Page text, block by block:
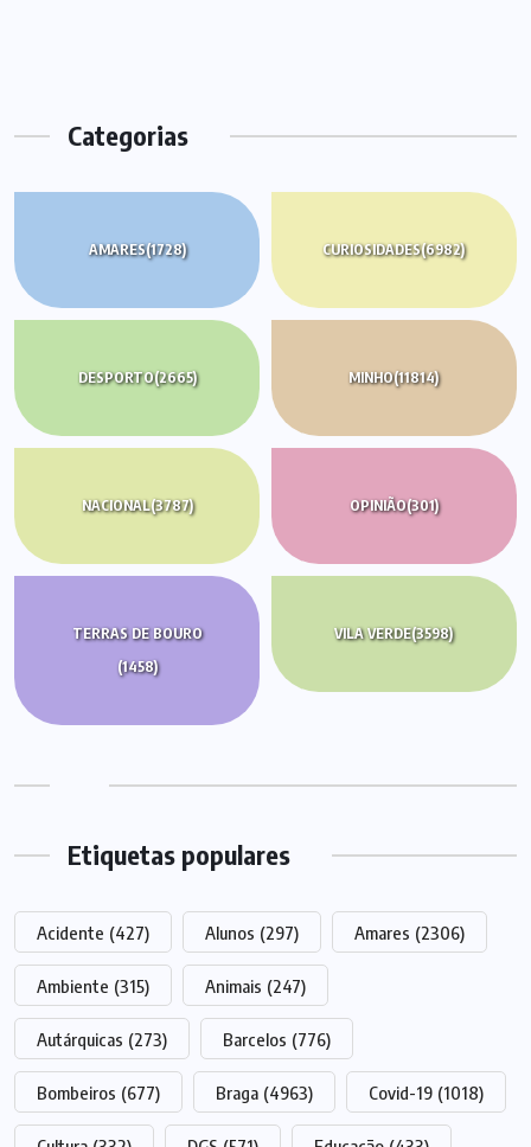
Categorias
AMARES(1728) CURIOSIDADES(6982)
DESPORTO(2665) MINHO(11814)
NACIONAL(3787) OPINIÃO(301)
TERRAS DE BOURO
(1458)
VILA VERDE(3598)
Etiquetas populares
Acidente (427) Alunos (297) Amares (2306)
Ambiente (315) Animais (247)
Autárquicas (273) Barcelos (776)
Bombeiros (677) Braga (4963) Covid-19 (1018)